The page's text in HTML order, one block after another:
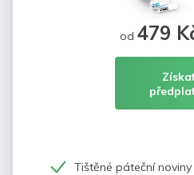
od 479
Tištěné páteční